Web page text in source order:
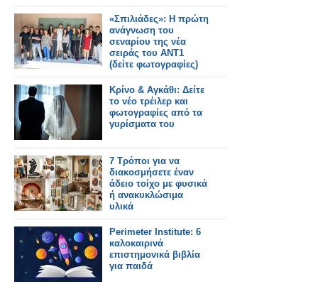
«Σπιλιάδες»: Η πρώτη
ανάγνωση του
σεναρίου της νέα
σειράς του ΑΝΤ1
(δείτε φωτογραφίες)
Κρίνο & Αγκάθι: Δείτε
το νέο τρέιλερ και
φωτογραφίες από τα
γυρίσματα του
7 Τρόποι για να
διακοσμήσετε έναν
άδειο τοίχο με φυσικά
ή ανακυκλώσιμα
υλικά
Perimeter Institute: 6
καλοκαιρινά
επιστημονικά βιβλία
για παιδά